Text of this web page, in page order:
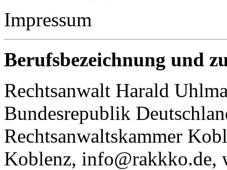
Impressum
Berufsbezeichnung und
Rechtsanwalt Harald
Bundesrepublik
Rechtsanwaltskammer
Koblenz, info@rakkko.de,